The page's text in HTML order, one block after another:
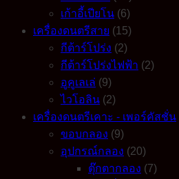
เก้าอี้เปียโน (6)
เครื่องดนตรีสาย (15)
กีต้าร์โปร่ง (2)
กีต้าร์โปร่งไฟฟ้า (2)
อูคูเลเล่ (9)
ไวโอลิน (2)
เครื่องดนตรีเคาะ - เพอร์คัสชั่น
ขอบกลอง (9)
อุปกรณ์กลอง (20)
ตุ๊กตากลอง (7)